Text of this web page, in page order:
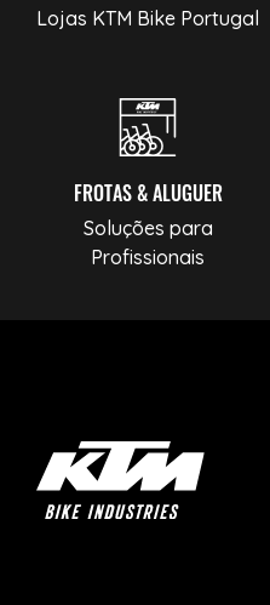
Lojas KTM Bike Portugal
FROTAS & ALUGUER
Soluções para
Profissionais